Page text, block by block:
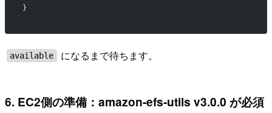
}
available になるまで待ちます。
6. EC2側の準備：amazon-efs-utils v3.0.0 が必須